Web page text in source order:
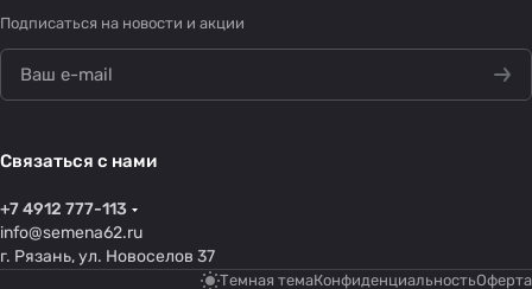
Подписаться на новости и акции
Связаться с нами
+7 4912 777-113
info@semena62.ru
г. Рязань, ул. Новоселов 37
Темная темаКонфиденциальностьОферта